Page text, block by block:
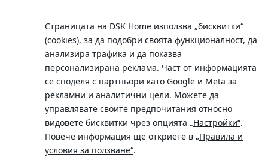
Страницата на DSK Home използва „бисквитки“
(cookies), за да подобри своята функционалност, да
анализира трафика и да показва
персонализирана реклама. Част от информацията
се споделя с партньори като Google и Meta за
рекламни и аналитични цели. Можете да
управлявате своите предпочитания относно
видовете бисквитки чрез опцията „Настройки“.
Повече информация ще откриете в „Правила и
условия за ползване“.
Телефон:
0700 10 375 / *2375
Московска No.19 / ул. Г. Бенковски No. 5, София 1036
SWIFT/BIC: